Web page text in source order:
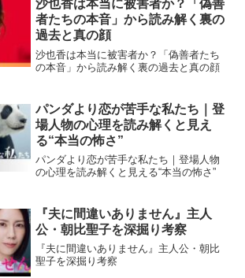
沙也香は本当に被害者か？「偽善
者たちの本音」から読み解く裏の
過去と真の顔
沙也香は本当に被害者か？「偽善者たち
の本音」から読み解く裏の過去と真の顔
パンダより恋が苦手な私たち｜登
場人物の心理を読み解くと見え
る“本当の怖さ”
パンダより恋が苦手な私たち｜登場人物
の心理を読み解くと見える“本当の怖さ”
『夫に間違いありません』主人
公・朝比聖子を深掘り考察
『夫に間違いありません』主人公・朝比
聖子を深掘り考察